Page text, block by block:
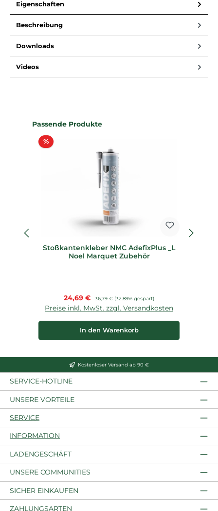
Eigenschaften
Beschreibung
Downloads
Videos
Produktgalerie überspringen
Passende Produkte
%Rabatt
Stoßkantenkleber NMC AdefixPlus _L
Noel Marquet Zubehör
Verkaufspreis:
24,69 € Regulärer Preis:
36,79 € (32.89% gespart)
Preise inkl. MwSt. zzgl. Versandkosten
In den Warenkorb
Kostenloser Versand ab 90 €
SERVICE-HOTLINE
UNSERE VORTEILE
SERVICE
INFORMATION
LADENGESCHÄFT
UNSERE COMMUNITIES
SICHER EINKAUFEN
ZAHLUNGSARTEN